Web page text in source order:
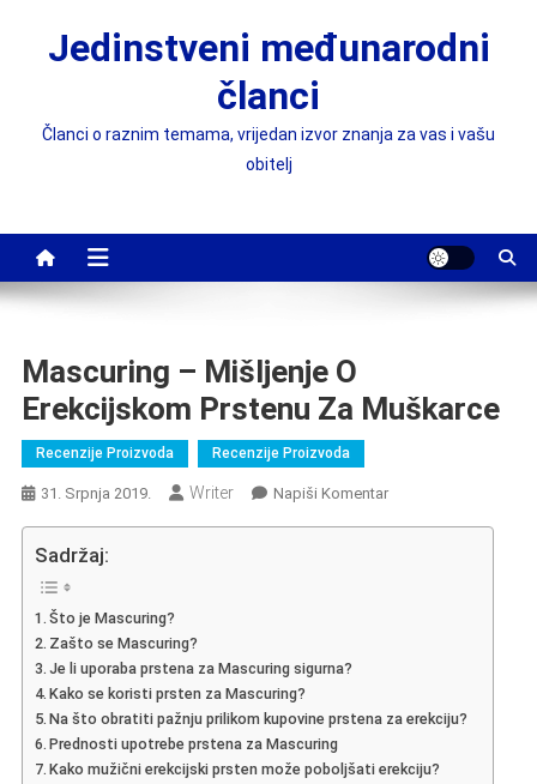
Jedinstveni međunarodni
članci
Članci o raznim temama, vrijedan izvor znanja za vas i vašu
obitelj
Mascuring – Mišljenje O
Erekcijskom Prstenu Za Muškarce
Recenzije Proizvoda Recenzije Proizvoda
31. Srpnja 2019. Writer Napiši KomentarOn
Muškarce
Sadržaj:
Što je Mascuring?
Zašto se Mascuring?
Je li uporaba prstena za Mascuring sigurna?
Kako se koristi prsten za Mascuring?
Na što obratiti pažnju prilikom kupovine prstena za erekciju?
Prednosti upotrebe prstena za Mascuring
Kako mužični erekcijski prsten može poboljšati erekciju?